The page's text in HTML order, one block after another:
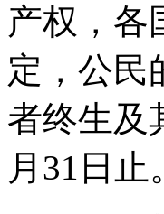
产权，各
定，公民
者终生及
月31日止